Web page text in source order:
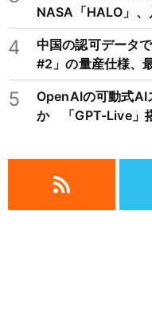
NASA「HALO」、
4
中国の認可データ
#2」の量産仕様、
5
OpenAIの可動式AI
か 「GPT-Live」